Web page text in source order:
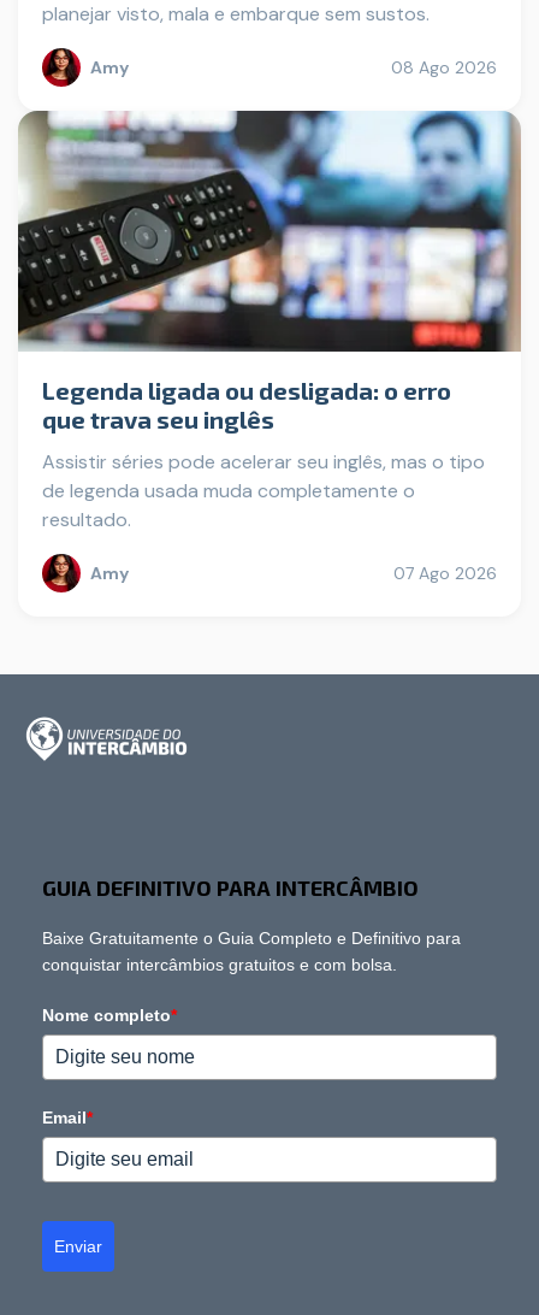
planejar visto, mala e embarque sem sustos.
Amy 08 Ago 2026
Legenda ligada ou desligada: o erro
que trava seu inglês
Assistir séries pode acelerar seu inglês, mas o tipo
de legenda usada muda completamente o
resultado.
Amy 07 Ago 2026
GUIA DEFINITIVO PARA INTERCÂMBIO
Baixe Gratuitamente o Guia Completo e Definitivo para
conquistar intercâmbios gratuitos e com bolsa.
Nome completo*
Email*
Enviar